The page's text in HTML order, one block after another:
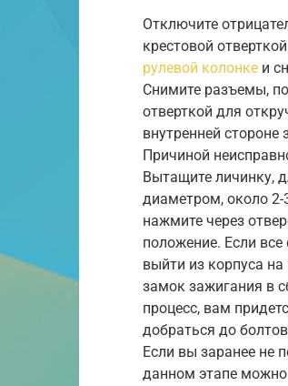
Отключите
крестовой
рулевой колонке и
Снимите разъемы,
отверткой для
внутренней стороне
Причиной
Вытащите личинку,
диаметром, около 2-
нажмите через
положение. Если
выйти из корпуса
замок зажигания в
процесс, вам
добраться до
Если вы заранее не
данном этапе можно